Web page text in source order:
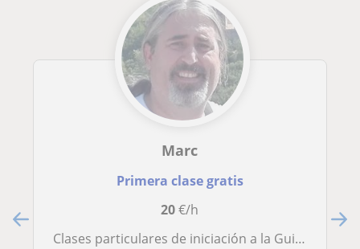
Marc
Primera clase gratis
20€/h
Clases particulares de iniciación a la Guitarra, Bajo y Bateria